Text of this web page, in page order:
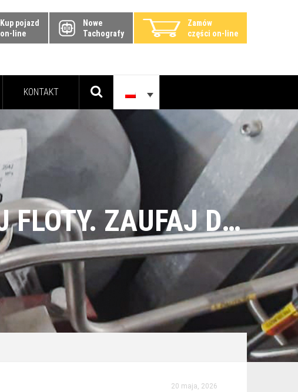
Kup pojazd
on-line
Nowe
Tachografy
Zamów
części on-line
KONTAKT
SERWIS ZBIORNIKÓW H₂ DLA TWOJEJ FLOTY. ZAUFAJ DOŚWIADCZENIU GRUPY DBK
20 maja, 2026